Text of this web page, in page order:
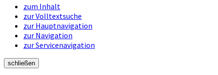
zum Inhalt
zur Volltextsuche
zur Hauptnavigation
zur Navigation
zur Servicenavigation
schließen